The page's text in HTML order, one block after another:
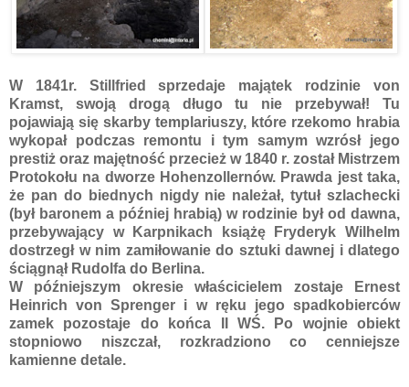
W 1841r. Stillfried sprzedaje majątek rodzinie von
Kramst, swoją drogą długo tu nie przebywał! Tu
pojawiają się skarby templariuszy, które rzekomo hrabia
wykopał podczas remontu i tym samym wzrósł jego
prestiż oraz majętność przecież w 1840 r. został Mistrzem
Protokołu na dworze Hohenzollernów. Prawda jest taka,
że pan do biednych nigdy nie należał, tytuł szlachecki
(był baronem a później hrabią) w rodzinie był od dawna,
przebywający w Karpnikach książę Fryderyk Wilhelm
dostrzegł w nim zamiłowanie do sztuki dawnej i dlatego
ściągnął Rudolfa do Berlina.
W późniejszym okresie właścicielem zostaje Ernest
Heinrich von Sprenger i w ręku jego spadkobierców
zamek pozostaje do końca II WŚ. Po wojnie obiekt
stopniowo niszczał, rozkradziono co cenniejsze
kamienne detale.